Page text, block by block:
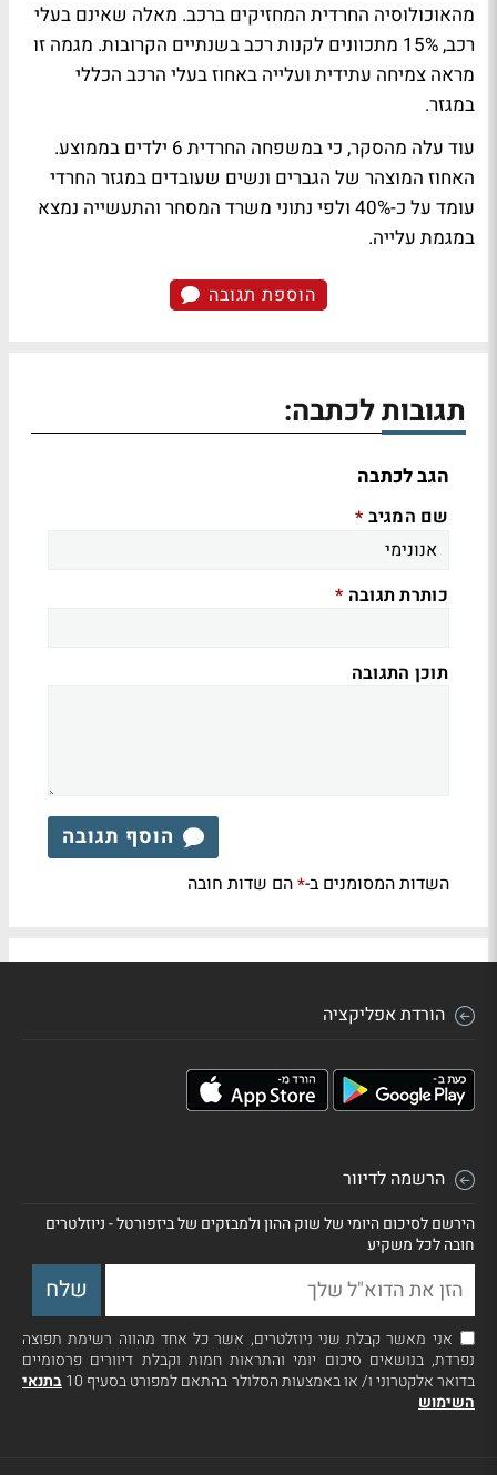
מהאוכולוסיה החרדית המחזיקים ברכב. מאלה שאינם בעלי
רכב, 15% מתכוונים לקנות רכב בשנתיים הקרובות. מגמה זו
מראה צמיחה עתידית ועלייה באחוז בעלי הרכב הכללי
במגזר.
עוד עלה מהסקר, כי במשפחה החרדית 6 ילדים בממוצע.
האחוז המוצהר של הגברים ונשים שעובדים במגזר החרדי
עומד על כ-40% ולפי נתוני משרד המסחר והתעשייה נמצא
במגמת עלייה.
הוספת תגובה
תגובות לכתבה:
הגב לכתבה
שם המגיב *
כותרת תגובה *
תוכן התגובה
הוסף תגובה
השדות המסומנים ב-*הם שדות חובה
הורדת אפליקציה
הרשמה לדיוור
הירשם לסיכום היומי של שוק ההון ולמבזקים של ביזפורטל - ניוזלטרים
חובה לכל משקיע
אני מאשר קבלת שני ניוזלטרים, אשר כל אחד מהווה רשימת תפוצה
נפרדת, בנושאים סיכום יומי והתראות חמות וקבלת דיוורים פרסומיים
בדואר אלקטרוני ו/ או באמצעות הסלולר בהתאם למפורט בסעיף 10
בתנאי
השימוש